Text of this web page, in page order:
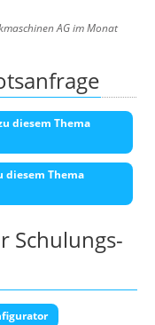
AG im Monat
diesem Thema
diesem Thema
Schulungs-